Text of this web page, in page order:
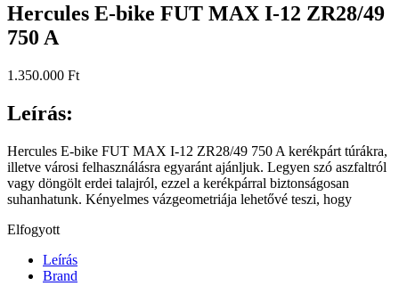
Hercules E-bike FUT MAX I-12 ZR28/49
750 A
1.350.000 Ft
Leírás:
Hercules E-bike FUT MAX I-12 ZR28/49 750 A kerékpárt túrákra,
illetve városi felhasználásra egyaránt ajánljuk. Legyen szó aszfaltról
vagy döngölt erdei talajról, ezzel a kerékpárral biztonságosan
suhanhatunk. Kényelmes vázgeometriája lehetővé teszi, hogy
Elfogyott
Leírás
Brand